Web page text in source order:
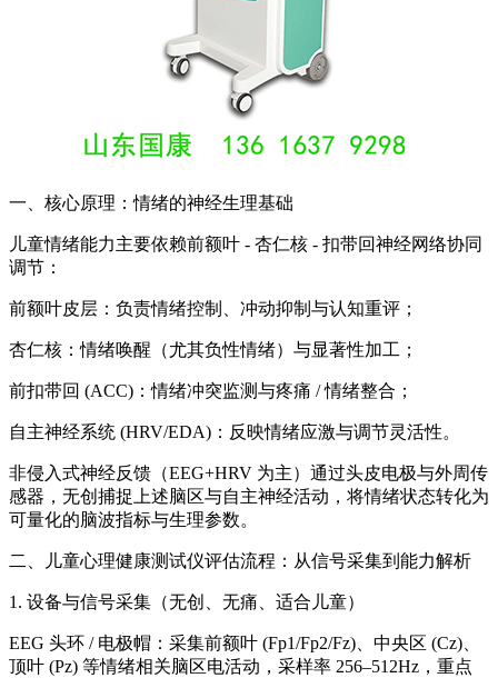
一、核心原理：情绪的神经生理基础
儿童情绪能力主要依赖前额叶 - 杏仁核 - 扣带回神经网络协同
调节：
前额叶皮层：负责情绪控制、冲动抑制与认知重评；
杏仁核：情绪唤醒（尤其负性情绪）与显著性加工；
前扣带回 (ACC)：情绪冲突监测与疼痛 / 情绪整合；
自主神经系统 (HRV/EDA)：反映情绪应激与调节灵活性。
非侵入式神经反馈（EEG+HRV 为主）通过头皮电极与外周传
感器，无创捕捉上述脑区与自主神经活动，将情绪状态转化为
可量化的脑波指标与生理参数。
二、儿童心理健康测试仪评估流程：从信号采集到能力解析
1. 设备与信号采集（无创、无痛、适合儿童）
EEG 头环 / 电极帽：采集前额叶 (Fp1/Fp2/Fz)、中央区 (Cz)、
顶叶 (Pz) 等情绪相关脑区电活动，采样率 256–512Hz，重点